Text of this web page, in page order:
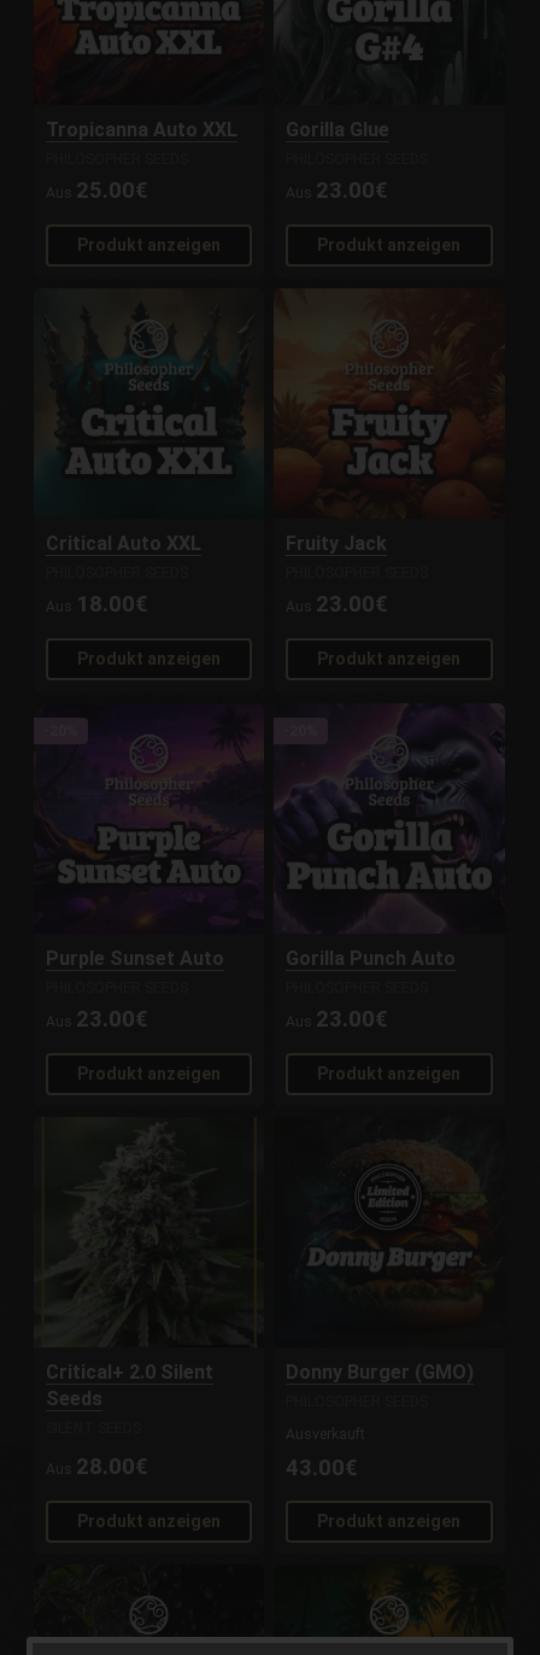
Tropicanna Auto XXL
Aus 25.00€
Produkt anzeigen
Gorilla Glue
Aus 23.00€
Produkt anzeigen
Critical Auto XXL
Aus
18.00€
Produkt anzeigen
Fruity Jack
Aus 23.00€
Produkt anzeigen
Purple Sunset Auto
Aus 23.00€
Produkt anzeigen
Gorilla Punch Auto
Aus 23.00€
Produkt anzeigen
Critical+ 2.0 Silent
Seeds
Aus 28.00€
Produkt anzeigen
Donny Burger (GMO)
Ausverkauft
43.00€
Produkt anzeigen